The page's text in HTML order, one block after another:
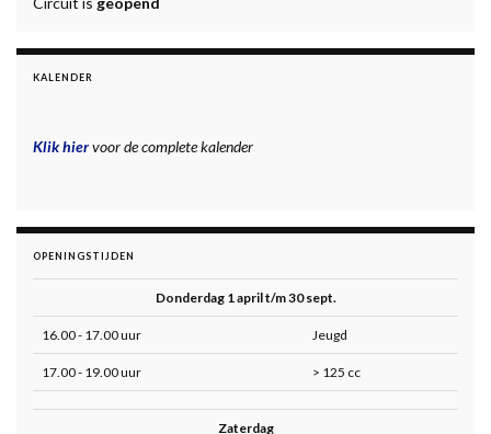
KALENDER
Klik hiervoor de complete kalender
OPENINGSTIJDEN
Donderdag 1 april t/m 30 sept.
16.00 - 17.00 uur Jeugd
17.00 - 19.00 uur > 125 cc
Zaterdag